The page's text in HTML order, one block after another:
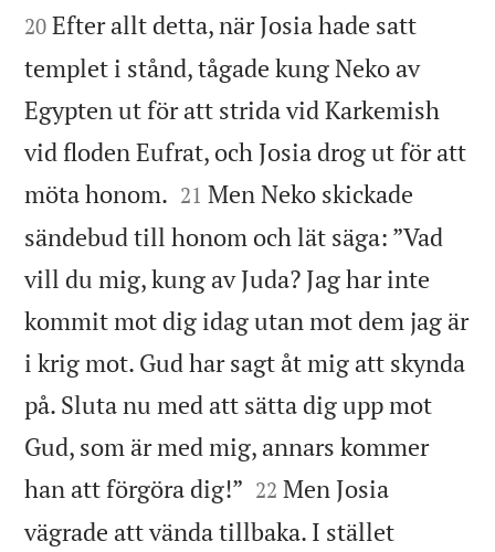


20 Efter allt detta, när Josia hade satt
templet i stånd, tågade kung Neko av
Egypten ut för att strida vid Karkemish
vid floden Eufrat, och Josia drog ut för att
möta honom. 

21 Men Neko skickade
sändebud till honom och lät säga: ”Vad
vill du mig, kung av Juda? Jag har inte
kommit mot dig idag utan mot dem jag är
i krig mot. Gud har sagt åt mig att skynda
på. Sluta nu med att sätta dig upp mot
Gud, som är med mig, annars kommer
han att förgöra dig!” 

22 Men Josia
vägrade att vända tillbaka. I stället